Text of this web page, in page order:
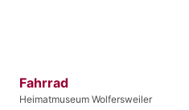
Fahrrad
Heimatmuseum Wolfersweiler